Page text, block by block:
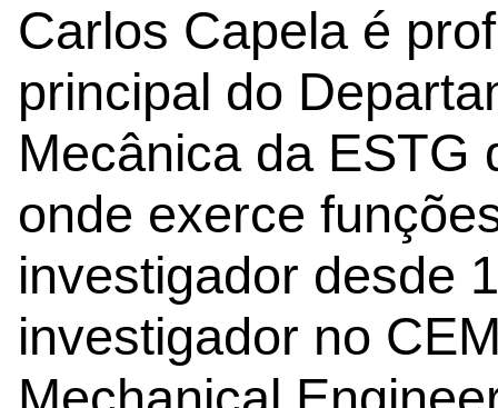
Carlos Capela é
principal do
Mecânica da ESTG
onde exerce
investigador desde
investigador no